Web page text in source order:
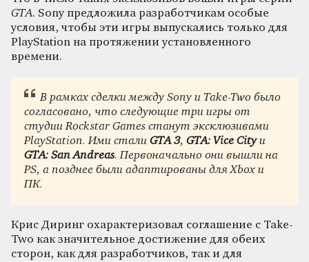
GTA. Sony предложила разработчикам особые
условия, чтобы эти игры выпускались только для
PlayStation на протяжении установленного
времени.
В рамках сделки между Sony и Take-Two было
согласовано, что следующие три игры от
студии Rockstar Games станут эксклюзивами
PlayStation. Ими сталиGTA 3,GTA: Vice Cityи
GTA: San Andreas. Первоначально они вышли на
PS, а позднее были адаптированы для Xbox и
ПК.
Крис Диринг охарактеризовал соглашение с Take-
Two как значительное достижение для обеих
сторон, как для разработчиков, так и для